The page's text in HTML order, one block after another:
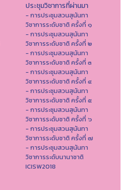
ประชุมวิชาการที่ผ่านมา
- การประชุมสวนสุนันทา
วิชาการระดับชาติ ครั้งที่ ๑
- การประชุมสวนสุนันทา
วิชาการระดับชาติ ครั้งที่ ๒
- การประชุมสวนสุนันทา
วิชาการระดับชาติ ครั้งที่ ๓
- การประชุมสวนสุนันทา
วิชาการระดับชาติ ครั้งที่ ๔
- การประชุมสวนสุนันทา
วิชาการระดับชาติ ครั้งที่ ๕
- การประชุมสวนสุนันทา
วิชาการระดับชาติ ครั้งที่ ๖
- การประชุมสวนสุนันทา
วิชาการระดับชาติ ครั้งที่ ๗
- การประชุมสวนสุนันทา
วิชาการระดับนานาชาติ
ICISW2018